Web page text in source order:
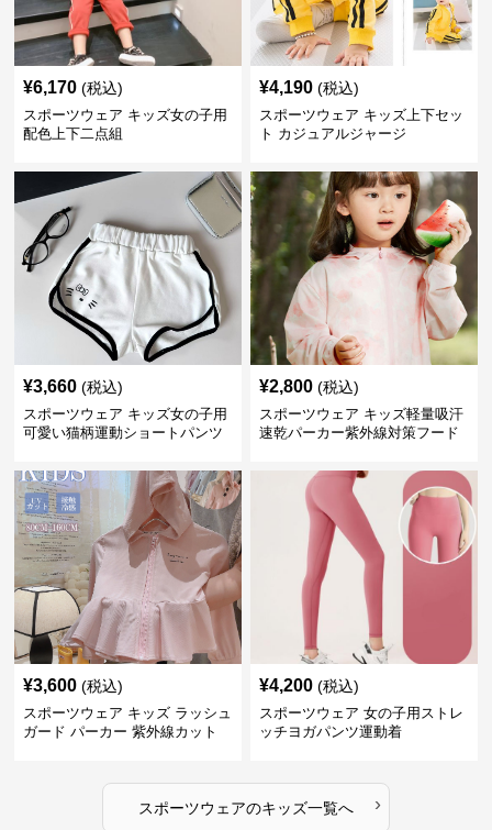
¥6,170 (税込)
スポーツウェア キッズ女の子用
配色上下二点組
¥4,190 (税込)
スポーツウェア キッズ上下セッ
ト カジュアルジャージ
¥3,660 (税込)
スポーツウェア キッズ女の子用
可愛い猫柄運動ショートパンツ
¥2,800 (税込)
スポーツウェア キッズ軽量吸汗
速乾パーカー紫外線対策フード
¥3,600 (税込)
スポーツウェア キッズ ラッシュ
ガード パーカー 紫外線カット
¥4,200 (税込)
スポーツウェア 女の子用ストレ
ッチヨガパンツ運動着
スポーツウェアのキッズ一覧へ ›